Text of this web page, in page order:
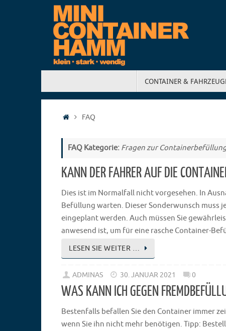
CONTAINER &
FAQ
FAQ Kategorie: Fragen zur
KANN DER FAHRER AUF DIE
Dies ist im Normalfall nicht vorgesehen. In
Befüllung warten. Dieser Sonderwunsch muss
eingeplant werden. Auch müssen Sie
anwesend ist, um für eine rasche Container-
LESEN SIE WEITER …
ADMINAS 30. JANUAR 2021 0
WAS KANN ICH GEGEN
Bestenfalls befallen Sie den Container immer
wenn Sie ihn nicht mehr benötigen. Tipp: